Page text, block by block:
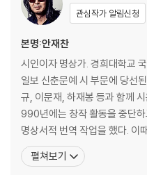
말과 침묵 | 서 있는 곰
가난하지만 자유롭다 | 앉은 소
당신들은 만족할 줄 모른다 | 메테아
강은 이제 깨끗하지 않다 | 명사수
나는 왜 거기 있지 않고 여기 있
이름으로 가득한 세상 | 느린 거북
우리는 언제나 이곳에 있었다 | 샤
나는 왜 너가 아니고 나인가 | 붉은
겨울 눈으로부터 여름 꽃에게로 |
관심작가 알림신청
본명:안재찬
시인이자 명상가. 경희대학교
일보 신춘문예 시 부문에 당선
규, 이문재, 하재봉 등과 함께
990년에는 창작 활동을 중단
명상서적 번역 작업을 했다. 이
아니고 나인가』, 『티벳 사자의
어주는 101가지 이야기』, 『영
펼쳐보기